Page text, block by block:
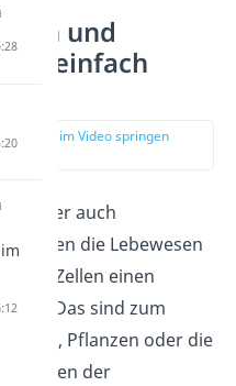
und
einfach
zur Stelle im Video springen
(00:14)
oder auch
werden die Lebewesen
deren Zellen einen
Das sind zum
Tiere, Pflanzen oder die
Zellen der